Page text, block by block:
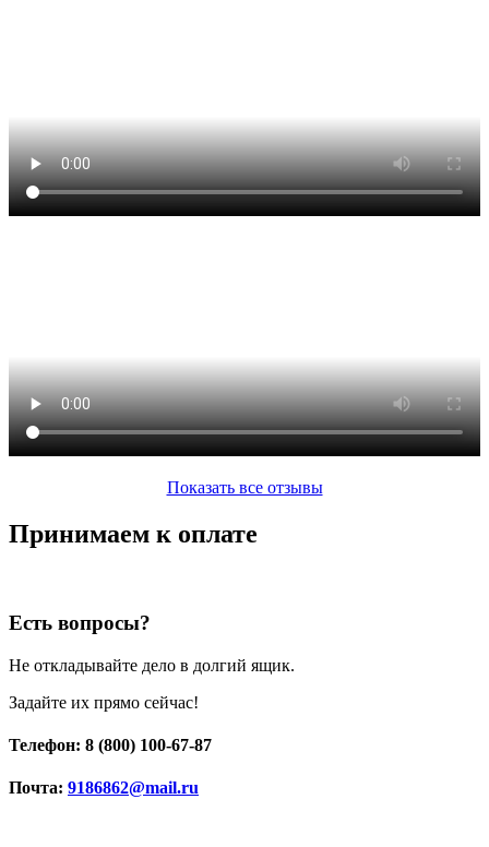
Показать все отзывы
Принимаем к оплате
Есть вопросы?
Не откладывайте дело в долгий ящик.
Задайте их прямо сейчас!
Телефон: 8 (800) 100-67-87
Почта: 9186862@mail.ru